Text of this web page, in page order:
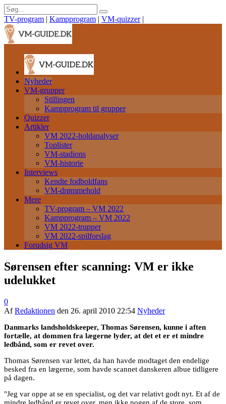
TV-program | Kampprogram | VM-quizzer |
Nyheder
VM-grupper
Stillingen
Kampprogram til grupper
Quizzer
Artikler
VM 2022-holdanalyser
Toplister
VM-stadions
VM-historie
Interviews
Kendte fodboldfans
VM-drømmehold
Mere
TV-program – VM 2022
Kampprogram – VM 2022
VM 2022-trupper
VM 2022-spilforslag
Forudsig VM
Sørensen efter scanning: VM er ikke
udelukket
0
AfRedaktionen den 26. april 2010 22:54 Nyheder
Danmarks landsholdskeeper, Thomas Sørensen, kunne i aften
fortælle, at dommen fra lægerne lyder, at det et er et mindre
ledbånd, som er revet over.
Thomas Sørensen var lettet, da han havde modtaget den endelige
besked fra en lægerne, som havde scannet danskeren albue tidligere
på dagen.
"Jeg var oppe at se en specialist, og det var relativt godt nyt. Et af de